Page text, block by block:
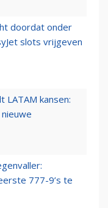
doordat onder
slots vrijgeven
LATAM kansen:
777-9’s te